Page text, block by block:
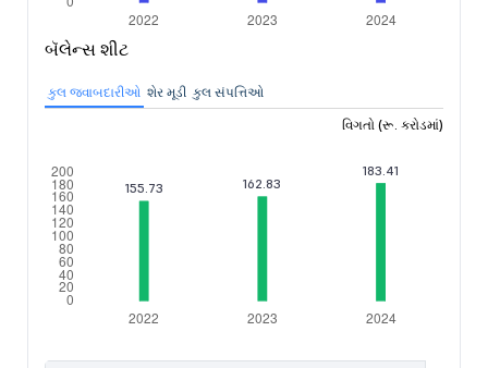
બૅલેન્સ શીટ
કુલ જવાબદારીઓ શેર મૂડી કુલ સંપત્તિઓ
વિગતો (રૂ. કરોડમાં)